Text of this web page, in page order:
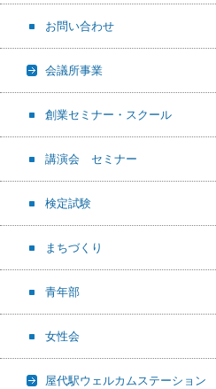
お問い合わせ
会議所事業
創業セミナー・スクール
講演会 セミナー
検定試験
まちづくり
青年部
女性会
屋代駅ウェルカムステーション